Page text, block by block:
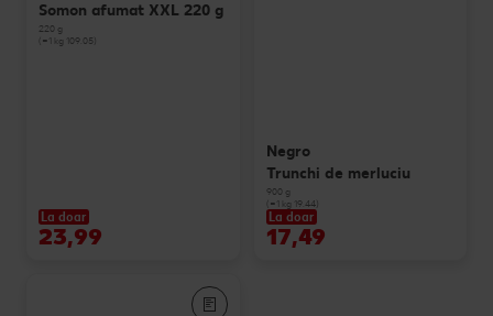
Somon afumat XXL 220 g
220 g
(=1 kg 109.05)
La doar
23,99
Negro
Trunchi de merluciu
900 g
(=1 kg 19.44)
La doar
17,49